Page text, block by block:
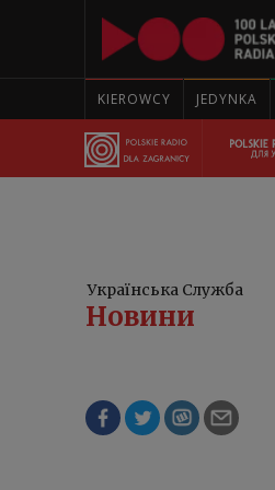
KIEROWCY JEDYNKA
Українська Служба
Нoвини